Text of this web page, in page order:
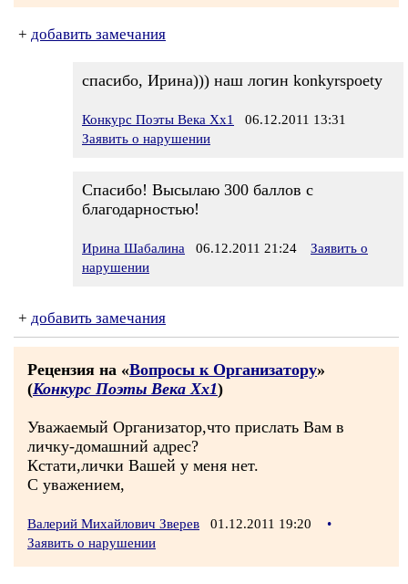
+ добавить замечания
спасибо, Ирина))) наш логин konkyrspoety
Конкурс Поэты Века Хх1
06.12.2011 13:31
Заявить о нарушении
Спасибо! Высылаю 300 баллов с
благодарностью!
Ирина Шабалина 06.12.2011 21:24
Заявить о
нарушении
+ добавить замечания
Рецензия на «Вопросы к Организатору»
(Конкурс Поэты Века Хх1)
Уважаемый Организатор,что прислать Вам в
личку-домашний адрес?
Кстати,лички Вашей у меня нет.
C уважением,
Валерий Михайлович Зверев 01.12.2011 19:20
•
Заявить о нарушении